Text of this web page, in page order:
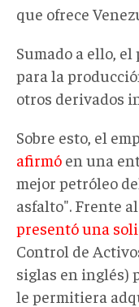
que ofrece
Sumado a ello,
para la
otros derivados
Sobre esto, el
afirmó en una
mejor petróleo
asfalto". Frente
presentó una
Control de
siglas en inglés)
le permitiera